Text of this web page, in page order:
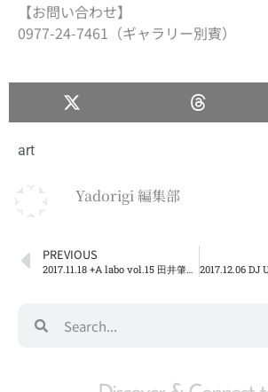
【お問い合わせ】
0977-24-7461（ギャラリー別賓）
art
Yadorigi 編集部
PREVIOUS
2017.11.18 +A labo vol.15 田井肇氏 講演会「映画と映画館」@アートプラザ